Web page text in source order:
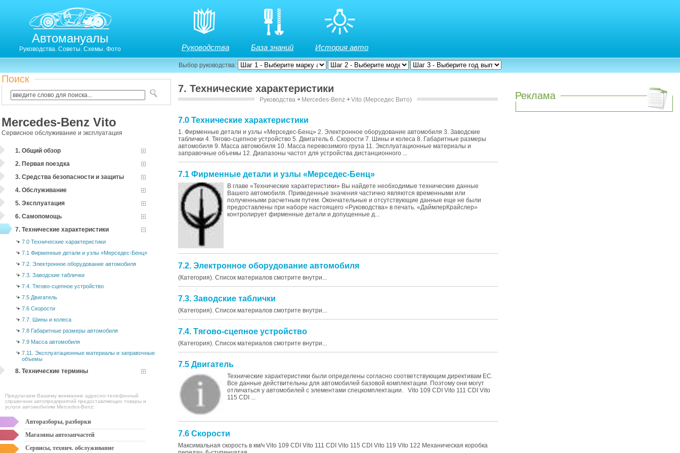
Автомануалы
Руководства. Советы. Схемы. Фото Руководства База знаний История авто
Выбор руководства:
Поиск
Mercedes-Benz Vito
Сервисное обслуживание и эксплуатация
1. Общий обзор
2. Первая поездка
3. Средства безопасности и защиты
4. Обслуживание
5. Эксплуатация
6. Самопомощь
7. Технические характеристики
7.0 Технические характеристики
7.1 Фирменные детали и узлы «Мерседес-Бенц»
7.2. Электронное оборудование автомобиля
7.3. Заводские таблички
7.4. Тягово-сцепное устройство
7.5 Двигатель
7.6 Скорости
7.7. Шины и колеса
7.8 Габаритные размеры автомобиля
7.9 Масса автомобиля
7.11. Эксплуатационные материалы и заправочные
объемы
8. Технические термины
Предлагаем Вашему вниманию адресно-телефонный
справочник автопредприятий предоставляющих товары и
услуги автомобилям Mercedes-Benz:
Авторазборы, разборки
Магазины автозапчастей
Сервисы, технич. обслуживание
7. Технические характеристики
Руководства ￫ Mercedes-Benz ￫ Vito (Мерседес Вито)
7.0 Технические характеристики
1. Фирменные детали и узлы «Мерседес-Бенц» 2. Электронное оборудование автомобиля 3. Заводские
таблички 4. Тягово-сцепное устройство 5. Двигатель 6. Скорости 7. Шины и колеса 8. Габаритные размеры
автомобиля 9. Масса автомобиля 10. Масса перевозимого груза 11. Эксплуатационные материалы и
заправочные объемы 12. Диапазоны частот для устройства дистанционного ...
7.1 Фирменные детали и узлы «Мерседес-Бенц»
В главе «Технические характеристики» Вы найдете необходимые технические данные
Вашего автомобиля. Приведенные значения частично являются временными или
полученными расчетным путем. Окончательные и отсутствующие данные еще не были
предоставлены при наборе настоящего «Руководства» в печать. «ДаймлерКрайслер»
контролирует фирменные детали и допущенные д...
7.2. Электронное оборудование автомобиля
(Категория). Список материалов смотрите внутри...
7.3. Заводские таблички
(Категория). Список материалов смотрите внутри...
7.4. Тягово-сцепное устройство
(Категория). Список материалов смотрите внутри...
7.5 Двигатель
Технические характеристики были определены согласно соответствующим директивам ЕС.
Все данные действительны для автомобилей базовой комплектации. Поэтому они могут
отличаться у автомобилей с элементами спецкомплектации. Vito 109 CDI Vito 111 CDI Vito
115 CDI ...
7.6 Скорости
Максимальная скорость в км/ч Vito 109 CDI Vito 111 CDI Vito 115 CDI Vito 119 Vito 122 Механическая коробка
Реклама